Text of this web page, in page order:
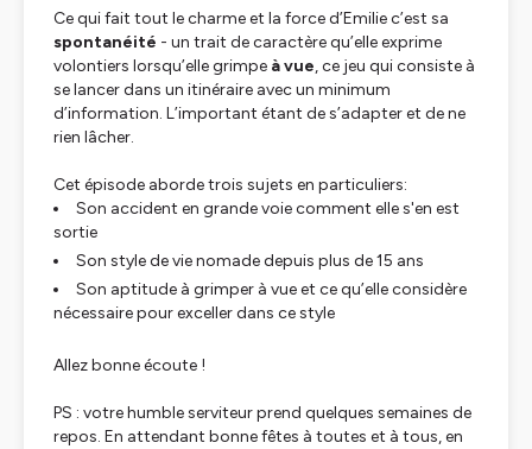
Ce qui fait tout le charme et la force d’Emilie c’est sa
spontanéité - un trait de caractère qu’elle exprime
volontiers lorsqu’elle grimpe à vue, ce jeu qui consiste à
se lancer dans un itinéraire avec un minimum
d’information. L’important étant de s’adapter et de ne
rien lâcher.
Cet épisode aborde trois sujets en particuliers:
Son accident en grande voie comment elle s'en est
sortie
Son style de vie nomade depuis plus de 15 ans
Son aptitude à grimper à vue et ce qu’elle considère
nécessaire pour exceller dans ce style
Allez bonne écoute !
PS : votre humble serviteur prend quelques semaines de
repos. En attendant bonne fêtes à toutes et à tous, en